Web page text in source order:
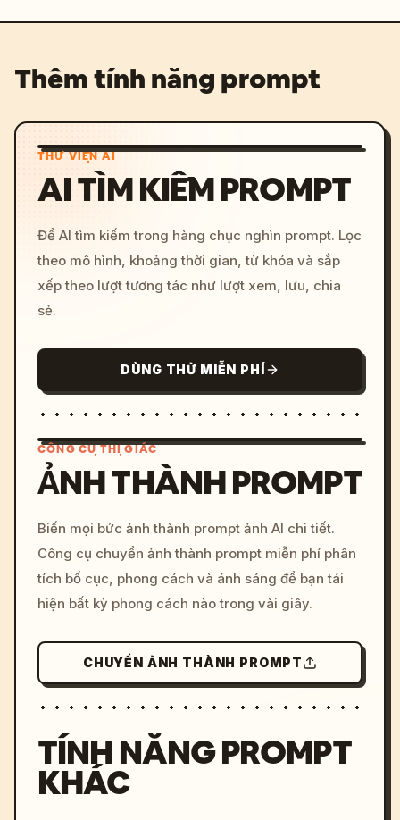
Thêm tính năng prompt
THƯ VIỆN AI
AI TÌM KIẾM PROMPT
Để AI tìm kiếm trong hàng chục nghìn prompt. Lọc
theo mô hình, khoảng thời gian, từ khóa và sắp
xếp theo lượt tương tác như lượt xem, lưu, chia
sẻ.
DÙNG THỬ MIỄN PHÍ
c, cyberpunk sunset, neon
colors, 8k --v 6.0
CÔNG CỤ THỊ GIÁC
ẢNH THÀNH PROMPT
Biến mọi bức ảnh thành prompt ảnh AI chi tiết.
Công cụ chuyển ảnh thành prompt miễn phí phân
tích bố cục, phong cách và ánh sáng để bạn tái
hiện bất kỳ phong cách nào trong vài giây.
CHUYỂN ẢNH THÀNH PROMPT
TÍNH NĂNG PROMPT
KHÁC